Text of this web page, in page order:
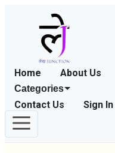
Home About Us
Categories
Contact Us Sign In